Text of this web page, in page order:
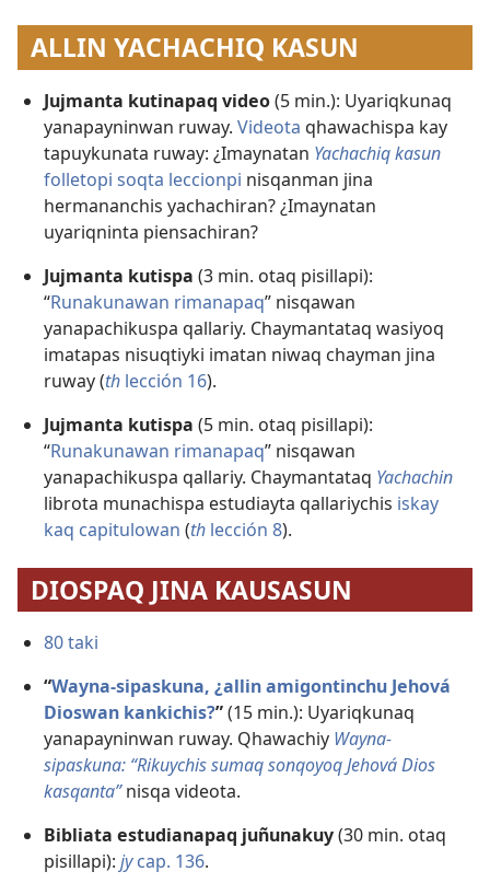
ALLIN YACHACHIQ KASUN
Jujmanta kutinapaq video(5 min.): Uyariqkunaq
yanapayninwan ruway. Videota qhawachispa kay
tapuykunata ruway: ¿Imaynatan Yachachiq kasun
folletopi soqta leccionpi nisqanman jina
hermananchis yachachiran? ¿Imaynatan
uyariqninta piensachiran?
Jujmanta kutispa (3 min. otaq pisillapi):
“Runakunawan rimanapaq” nisqawan
yanapachikuspa qallariy. Chaymantataq wasiyoq
imatapas nisuqtiyki imatan niwaq chayman jina
ruway (th lección 16).
Jujmanta kutispa (5 min. otaq pisillapi):
“Runakunawan rimanapaq” nisqawan
yanapachikuspa qallariy. Chaymantataq Yachachin
librota munachispa estudiayta qallariychis iskay
kaq capitulowan (th lección 8).
DIOSPAQ JINA KAUSASUN
80 taki
“Wayna-sipaskuna, ¿allin amigontinchu Jehová
Dioswan kankichis?”(15 min.): Uyariqkunaq
yanapayninwan ruway. Qhawachiy Wayna-
sipaskuna: “Rikuychis sumaq sonqoyoq Jehová Dios
kasqanta”nisqa videota.
Bibliata estudianapaq juñunakuy(30 min. otaq
pisillapi): jycap. 136.